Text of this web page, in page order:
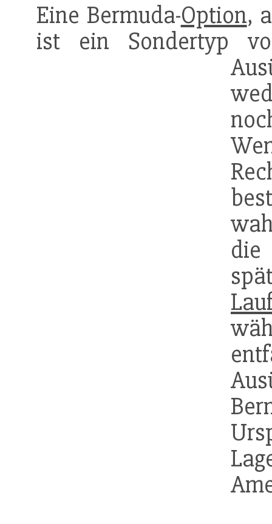
Eine Bermuda-Option,
ist ein Sondertyp